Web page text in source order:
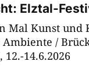
Elztal-
Mal Kunst und
/
12.-14.6.2026